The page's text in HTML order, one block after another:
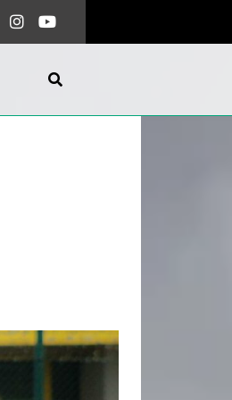
FacebookInstagramPinterest